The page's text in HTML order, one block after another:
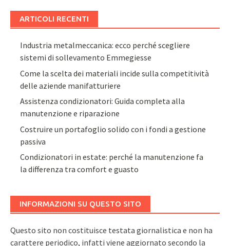
ARTICOLI RECENTI
Industria metalmeccanica: ecco perché scegliere
sistemi di sollevamento Emmegiesse
Come la scelta dei materiali incide sulla competitività
delle aziende manifatturiere
Assistenza condizionatori: Guida completa alla
manutenzione e riparazione
Costruire un portafoglio solido con i fondi a gestione
passiva
Condizionatori in estate: perché la manutenzione fa
la differenza tra comfort e guasto
INFORMAZIONI SU QUESTO SITO
Questo sito non costituisce testata giornalistica e non ha
carattere periodico, infatti viene aggiornato secondo la